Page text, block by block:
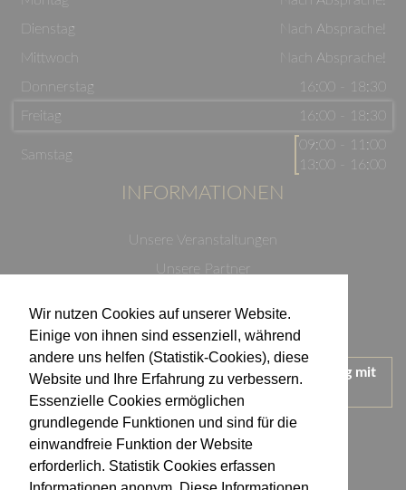
Wir nutzen Cookies auf unserer Website.
Einige von ihnen sind essenziell, während
andere uns helfen (Statistik-Cookies), diese
Website und Ihre Erfahrung zu verbessern.
Essenzielle Cookies ermöglichen
grundlegende Funktionen und sind für die
einwandfreie Funktion der Website
erforderlich. Statistik Cookies erfassen
Dienstag
Nach Absprache!
Mittwoch
Nach Absprache!
Donnerstag
16:00 - 18:30
Freitag
16:00 - 18:30
Samstag
09:00 - 11:00
13:00 - 16:00
INFORMATIONEN
Unsere Veranstaltungen
Unsere Partner
Impressum
Wir treten für einen verantwortungsvollen Umgang mit
Alkohol ein.
KONTAKT
Weingut Kistenmacher & Hengerer